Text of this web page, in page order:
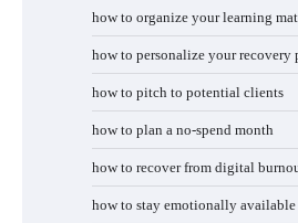
how to organize your learning
how to personalize your recovery
how to pitch to potential clients
how to plan a no-spend month
how to recover from digital
how to stay emotionally available